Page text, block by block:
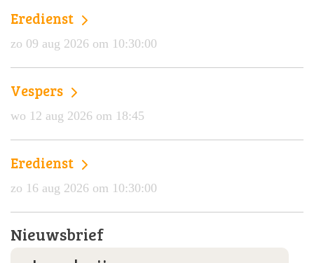
Eredienst
zo 09 aug 2026 om 10:30:00
Vespers
wo 12 aug 2026 om 18:45
Eredienst
zo 16 aug 2026 om 10:30:00
Nieuwsbrief